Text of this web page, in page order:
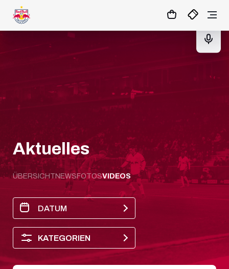
12:04 TICKETS
Aktuelles
ÜBERSICHT NEWSFOTOSVIDEOS
DATUM
KATEGORIEN